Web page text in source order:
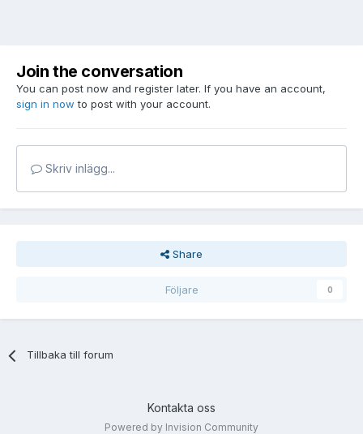
Join the conversation
You can post now and register later. If you have an account,
sign in now to post with your account.
Skriv inlägg...
Share
Följare 0
Tillbaka till forum
Kontakta oss
Powered by Invision Community